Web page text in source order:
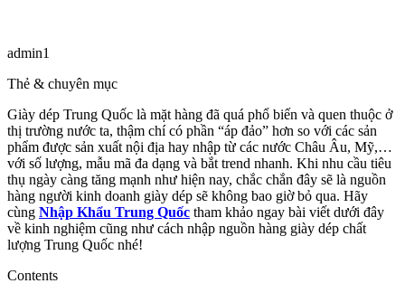
admin1
Thẻ & chuyên mục
Giày dép Trung Quốc là mặt hàng đã quá phổ biến và quen thuộc ở
thị trường nước ta, thậm chí có phần “áp đảo” hơn so với các sản
phẩm được sản xuất nội địa hay nhập từ các nước Châu Âu, Mỹ,…
với số lượng, mẫu mã đa dạng và bắt trend nhanh. Khi nhu cầu tiêu
thụ ngày càng tăng mạnh như hiện nay, chắc chắn đây sẽ là nguồn
hàng người kinh doanh giày dép sẽ không bao giờ bỏ qua. Hãy
cùng Nhập Khẩu Trung Quốc tham khảo ngay bài viết dưới đây
về kinh nghiệm cũng như cách nhập nguồn hàng giày dép chất
lượng Trung Quốc nhé!
Contents